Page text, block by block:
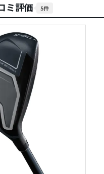
ミ評価 5件